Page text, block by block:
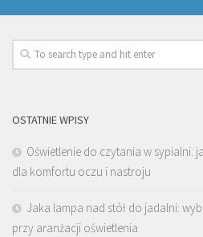
OSTATNIE WPISY
Oświetlenie do czytania w sypialni:
dla komfortu oczu i nastroju
Jaka lampa nad stół do jadalni:
przy aranżacji oświetlenia